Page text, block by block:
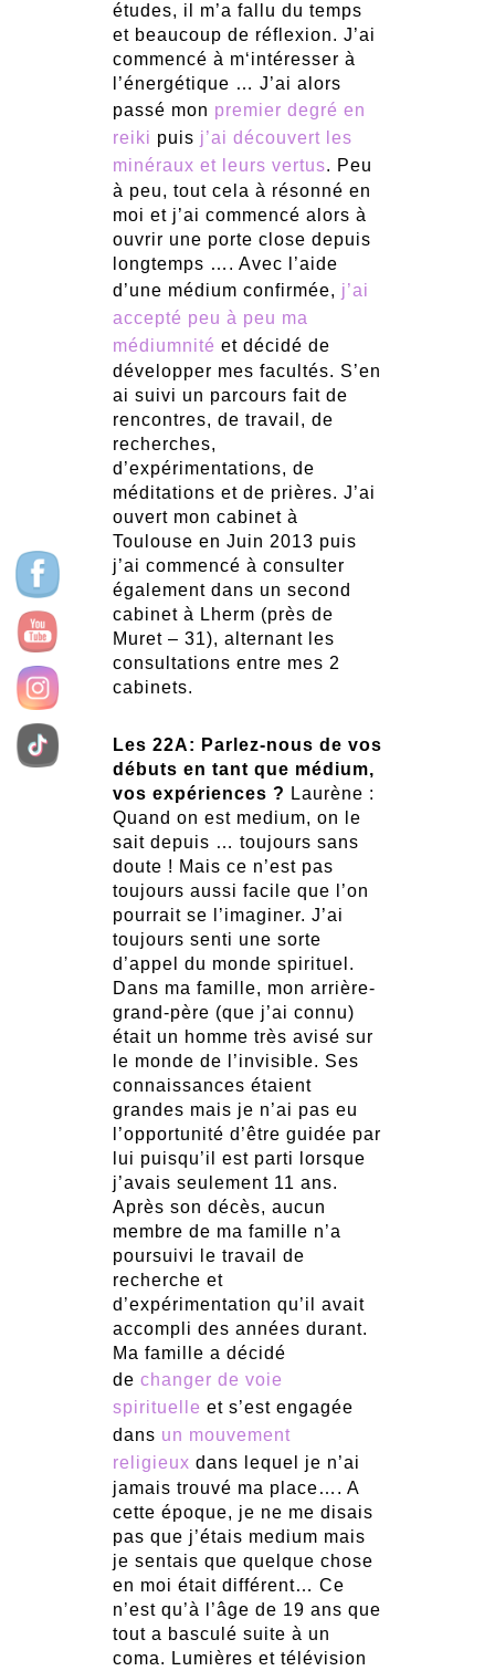
études, il m’a fallu du temps
et beaucoup de réflexion. J’ai
commencé à m‘intéresser à
l’énergétique … J’ai alors
passé mon premier degré en
reiki puis j’ai découvert les
minéraux et leurs vertus. Peu
à peu, tout cela à résonné en
moi et j’ai commencé alors à
ouvrir une porte close depuis
longtemps …. Avec l’aide
d’une médium confirmée, j’ai
accepté peu à peu ma
médiumnité et décidé de
développer mes facultés. S’en
ai suivi un parcours fait de
rencontres, de travail, de
recherches,
d’expérimentations, de
méditations et de prières. J’ai
ouvert mon cabinet à
Toulouse en Juin 2013 puis
j’ai commencé à consulter
également dans un second
cabinet à Lherm (près de
Muret – 31), alternant les
consultations entre mes 2
cabinets.
Les 22A: Parlez-nous de vos
débuts en tant que médium,
vos expériences ? Laurène :
Quand on est medium, on le
sait depuis … toujours sans
doute ! Mais ce n’est pas
toujours aussi facile que l’on
pourrait se l’imaginer. J’ai
toujours senti une sorte
d’appel du monde spirituel.
Dans ma famille, mon arrière-
grand-père (que j’ai connu)
était un homme très avisé sur
le monde de l’invisible. Ses
connaissances étaient
grandes mais je n’ai pas eu
l’opportunité d’être guidée par
lui puisqu’il est parti lorsque
j’avais seulement 11 ans.
Après son décès, aucun
membre de ma famille n’a
poursuivi le travail de
recherche et
d’expérimentation qu’il avait
accompli des années durant.
Ma famille a décidé
de changer de voie
spirituelle et s’est engagée
dans un mouvement
religieux dans lequel je n’ai
jamais trouvé ma place…. A
cette époque, je ne me disais
pas que j’étais medium mais
je sentais que quelque chose
en moi était différent… Ce
n’est qu’à l’âge de 19 ans que
tout a basculé suite à un
coma. Lumières et télévision